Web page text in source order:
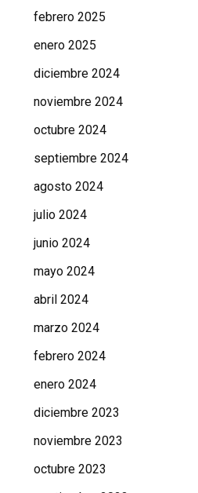
febrero 2025
enero 2025
diciembre 2024
noviembre 2024
octubre 2024
septiembre 2024
agosto 2024
julio 2024
junio 2024
mayo 2024
abril 2024
marzo 2024
febrero 2024
enero 2024
diciembre 2023
noviembre 2023
octubre 2023